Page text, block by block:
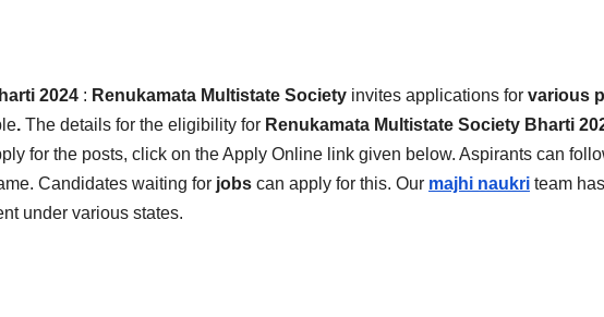
2024 : Renukamata Multistate Society invites applications for various
. The details for the eligibility for Renukamata Multistate Society Bharti
for the posts, click on the Apply Online link given below. Aspirants can
Candidates waiting for jobs can apply for this. Our majhi naukri team
under various states.